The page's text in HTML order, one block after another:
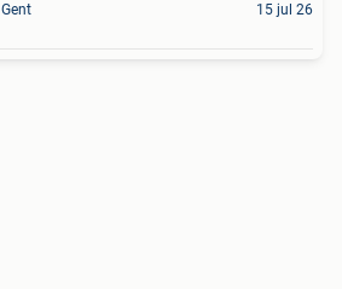
Gent 15 jul 26